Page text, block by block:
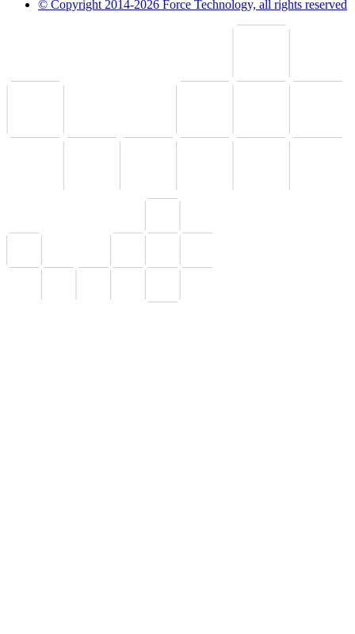
© Copyright 2014-2026 Force Technology, all rights reserved